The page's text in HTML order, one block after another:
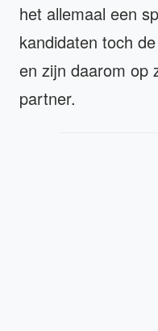
het allemaal een
kandidaten toch
en zijn daarom op
partner.